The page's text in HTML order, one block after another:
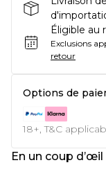
Éligible au
Exclusions
retour
Options de
18+, T&C
En un coup d’œil